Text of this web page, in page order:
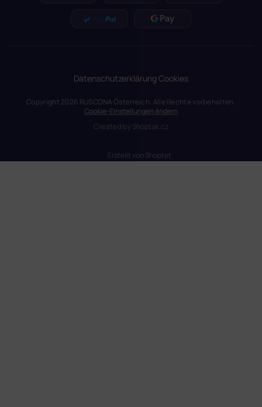
DatenschutzerklärungCookies
Erstellt von Shoptet
Copyright 2026 RUSCONA Österreich. Alle Rechte vorbehalten.
Cookie-Einstellungen ändern
Created byShoptak.cz